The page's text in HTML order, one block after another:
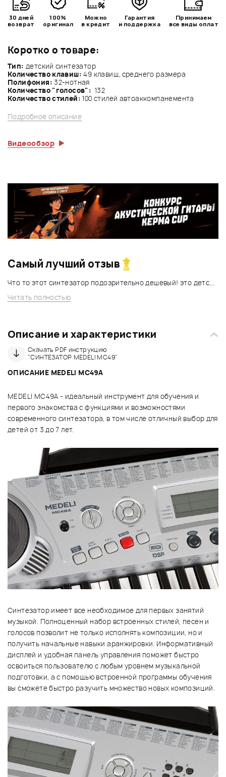
Коротко о товаре:
Тип: детский синтезатор
Количество клавиш: 49 клавиш, среднего размера
Полифония: 32-нотная
Количество "голосов": 132
Количество стилей: 100 стилей автоаккомпанемента
Подробное описание
Видеообзор
30 дней
возврат
100%
оригинал
Можно
в кредит
Гарантия
и поддержка
Принимаем
все виды оплат
Самый лучший отзыв
Что то этот синтезатор подозрительно дешевый! это детс...
Читать полностью
Описание и характеристики
Скачать PDF инструкцию
"СИНТЕЗАТОР MEDELI MC49"
ОПИСАНИЕ MEDELI MC49А
MEDELI MC49A - идеальный инструмент для обучения и
первого знакомства с функциями и возможностями
современного синтезатора, в том числе отличный выбор для
детей от 3 до 7 лет.
Синтезатор имеет все необходимое для первых занятий
музыкой. Полноценный набор встроенных стилей, песен и
голосов позволит не только исполнять композиции, но и
получить начальные навыки аранжировки. Информативный
дисплей и удобная панель управления поможет быстро
освоиться пользователю с любым уровнем музыкальной
подготовки, а с помощью встроенной программы обучения
вы сможете быстро разучить множество новых композиций.